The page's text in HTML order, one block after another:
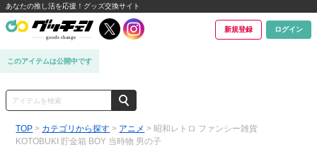
あなたの推し活を応援！グッズ交換サイト
新規登録 ログイン
このアイテムは公開中です
TOP > カテゴリから探す > アニメ > 昭和レトロ ファンシー雑貨
KOTOBUKI 貯金箱 BOY 当時物 男の子